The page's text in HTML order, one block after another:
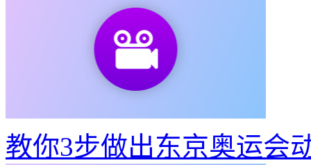
视频转出既清晰又不大